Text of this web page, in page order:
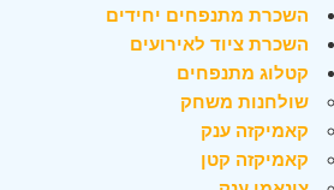
השכרת מתנפחים יחידים
השכרת ציוד לאירועים
קטלוג מתנפחים
שולחנות משחק
קאמיקזה ענק
קאמיקזה קטן